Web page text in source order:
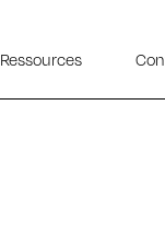
Ressources